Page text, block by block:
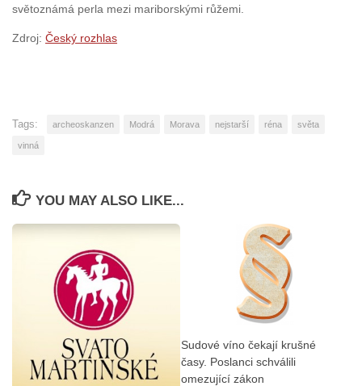
světoznámá perla mezi mariborskými růžemi.
Zdroj: Český rozhlas
Tags: archeoskanzen Modrá Morava nejstarší réna světa
vinná
YOU MAY ALSO LIKE...
Sudové víno čekají krušné
časy. Poslanci schválili
omezující zákon